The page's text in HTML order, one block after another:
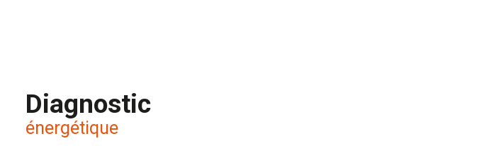
Diagnostic
énergétique